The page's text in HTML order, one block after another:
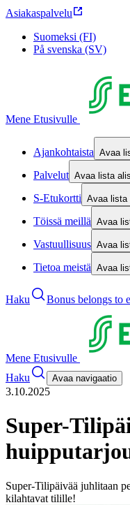
Asiakaspalvelu
Suomeksi (FI)
På svenska (SV)
Mene Etusivulle
Ajankohtaista Avaa
Palvelut Avaa lista
S-Etukortti Avaa lista
Töissä meillä Avaa
Vastuullisuus Avaa
Tietoa meistä Avaa
Haku Bonus belongs to
Mene Etusivulle
Haku
Avaa navigaatio
3.10.2025
Super-
Super-Tilipäivää juhlitaan
kilahtavat tilille!